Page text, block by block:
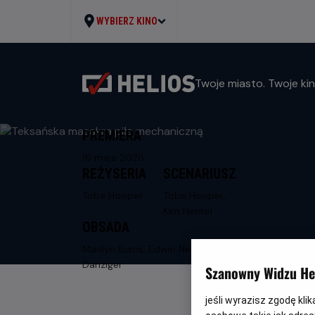
WYBIERZ KINO
Twoje miasto. Twoje
PREMIERA
Danziger
Szanowny Widzu
jeśli wyrazisz zgodę